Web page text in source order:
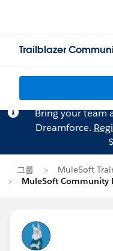
Trailblazer
Bring your team
Dreamforce.
그룹
MuleSoft
MuleSoft Community